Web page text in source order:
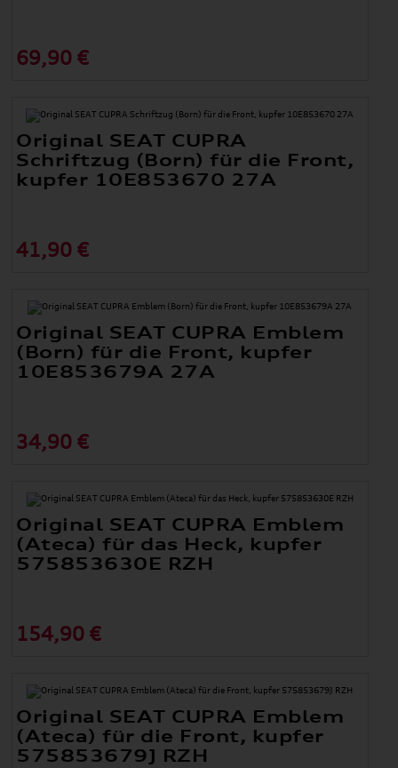
69,90 €
Original SEAT CUPRA
Schriftzug (Born) für die Front,
kupfer 10E853670 27A
41,90 €
Original SEAT CUPRA Emblem
(Born) für die Front, kupfer
10E853679A 27A
34,90 €
Original SEAT CUPRA Emblem
(Ateca) für das Heck, kupfer
575853630E RZH
154,90 €
Original SEAT CUPRA Emblem
(Ateca) für die Front, kupfer
575853679J RZH